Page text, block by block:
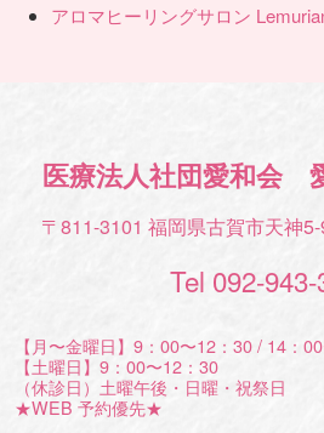
アロマヒーリングサロン
医療法人社団愛和会
〒811-3101 福岡県古賀市天神5-
Tel 092-
【月〜金曜日】9：00〜12：30 / 14：
【土曜日】9：00〜12：30
（休診日）土曜午後・日曜・祝祭日
★WEB 予約優先★